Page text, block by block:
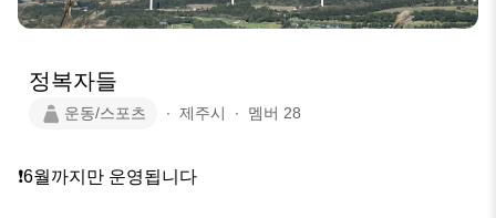
정복자들
운동/스포츠 ∙ 제주시 ∙ 멤버 28
❗️6월까지만 운영됩니다